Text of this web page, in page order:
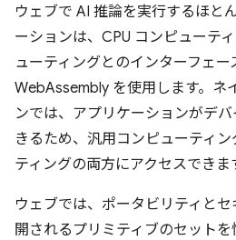
ウェブで AI 推論を実行するほと
ーションは、CPU コンピューテ
ューティングとのインターフェー
WebAssembly を使用します。ネ
ンでは、アプリケーションがデ
きるため、汎用コンピューティ
ティングの両方にアクセスできま
ウェブでは、ポータビリティと
開されるプリミティブのセット